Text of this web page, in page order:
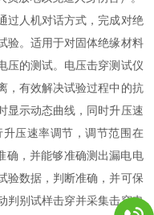
人机对话方式，完成对绝
验。适用于对固体绝缘材料
压的测试。电压击穿测试仪
，有效解决试验过程中的抗
显示动态曲线，同时升压速
压速率调节，调节范围在
确，并能够准确测出漏电电
验数据，判断准确，并可保
判别试样击穿并采集击穿电